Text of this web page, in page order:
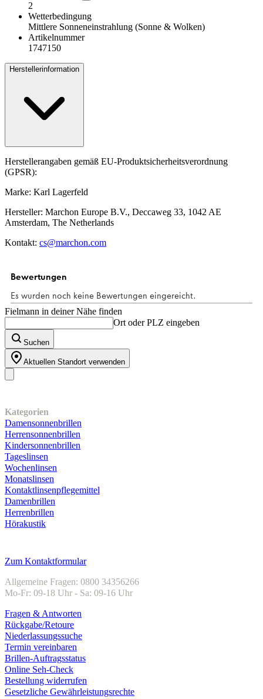
2
Wetterbedingung
Mittlere Sonneneinstrahlung (Sonne & Wolken)
Artikelnummer
1747150
Herstellerinformation
Herstellerangaben gemäß EU-Produktsicherheitsverordnung
(GPSR):
Marke: Karl Lagerfeld
Hersteller: Marchon Europe B.V., Deccaweg 33, 1042 AE
Amsterdam, The Netherlands
Kontakt: cs@marchon.com
Fielmann in deiner Nähe finden
Ort oder PLZ eingeben
Suchen
Aktuellen Standort verwenden
Kategorien
Damensonnenbrillen
Herrensonnenbrillen
Kindersonnenbrillen
Tageslinsen
Wochenlinsen
Monatslinsen
Kontaktlinsenpflegemittel
Damenbrillen
Herrenbrillen
Hörakustik
Zum Kontaktformular
Allgemeine Fragen: 0800 34356266
Mo-Fr: 09-18 Uhr - Sa: 09-16 Uhr
Fragen & Antworten
Rückgabe/Retoure
Niederlassungssuche
Termin vereinbaren
Brillen-Auftragsstatus
Online Seh-Check
Bestellung widerrufen
Gesetzliche Gewährleistungsrechte